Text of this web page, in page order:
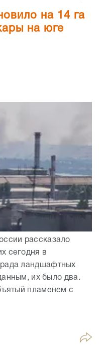
на 14 га
на юге
рассказало
сегодня в
ландшафтных
их было два.
пламенем с